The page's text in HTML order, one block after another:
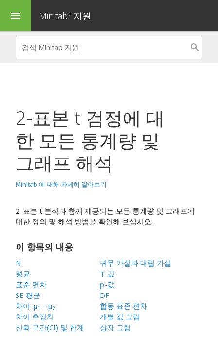
menu Minitab® 지원
2-표본 t 검정에 대
한 모든 통계량 및
그래프 해석
Minitab 에 대해 자세히 알아보기
2-표본 t 분석과 함께 제공되는 모든 통계량 및 그래프에
대한 정의 및 해석 방법을 확인해 보십시오.
이 항목의 내용
N
평균
표준 편차
SE 평균
차이: μ1 – μ2
차이 추정치
신뢰 구간(CI) 및 한계
귀무 가설과 대립 가설
T-값
p-값
DF
합동 표준 편차
개별 값 그림
상자 그림